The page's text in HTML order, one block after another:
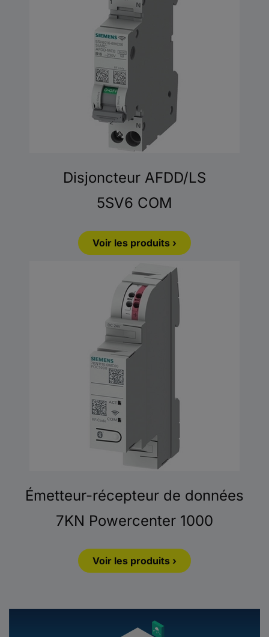
Disjoncteur AFDD/LS
5SV6 COM
Voir les produits ›
Émetteur-récepteur de données
7KN Powercenter 1000
Voir les produits ›